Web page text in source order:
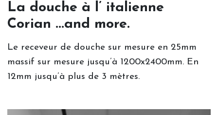
comme Corian ...and more.
Vide grenier : les dégriffés
Contactez-nous.
La douche à l’ italienne
Corian ...and more.
Le receveur de douche sur mesure en 25mm
massif sur mesure jusqu’à 1200x2400mm. En
12mm jusqu’à plus de 3 mètres.